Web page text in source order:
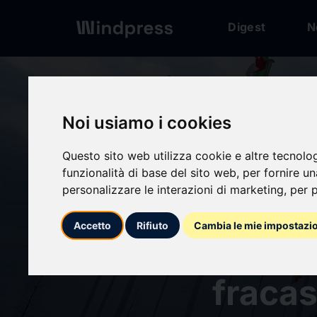
Noi usiamo i cookies
Questo sito web utilizza cookie e altre
funzionalità di base del sito web, per fornire
personalizzare le interazioni di marketing, per
Accetto Rifiuto Cambia le mie
Digest
calendar_today15/04/2026
La